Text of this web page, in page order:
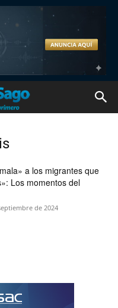
a los migrantes que
Los momentos del
de 2024